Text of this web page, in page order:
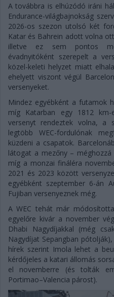
A továbbra is elhúzódó iráni
Endurance-világbajnokság
2026-os szezon utolsó két
Katar és Bahrein adott volna
illetve ez sem pontos
évadnyitóként szerepelt a
közel-keleti helyzet miatt
ehelyett viszont végül
versenyeket.
Mindez egyébként a futamok
míg Katarban egy 1812
versenyt rendeztek volna, a
legtöbb WEC-fordulónak
küzdeni a csapatok.
látogat a mezőny –
míg a monzai fináléra
2021 és 2023 között
egyébként szeptember 6-án
Fujiban versenyeznek még.
A WEC tehát már
egyelőre kivár a november
Dhabi Nagydíjakkal (még
Nagydíjat Sepangban
hírek szerint Imola lehet a
kérdőjeles a katari állomás
el novemberre (és tolták
Portimao–Valencia párost).